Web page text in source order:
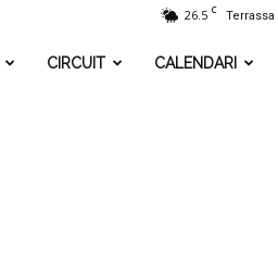
26.5 C Terrassa
CIRCUIT CALENDARI